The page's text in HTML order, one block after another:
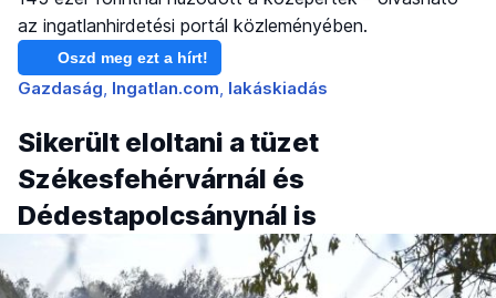
az ingatlanhirdetési portál közleményében.
Oszd meg ezt a hírt!
Gazdaság Ingatlan.com lakáskiadás
Sikerült eloltani a tüzet
Székesfehérvárnál és
Dédestapolcsánynál is